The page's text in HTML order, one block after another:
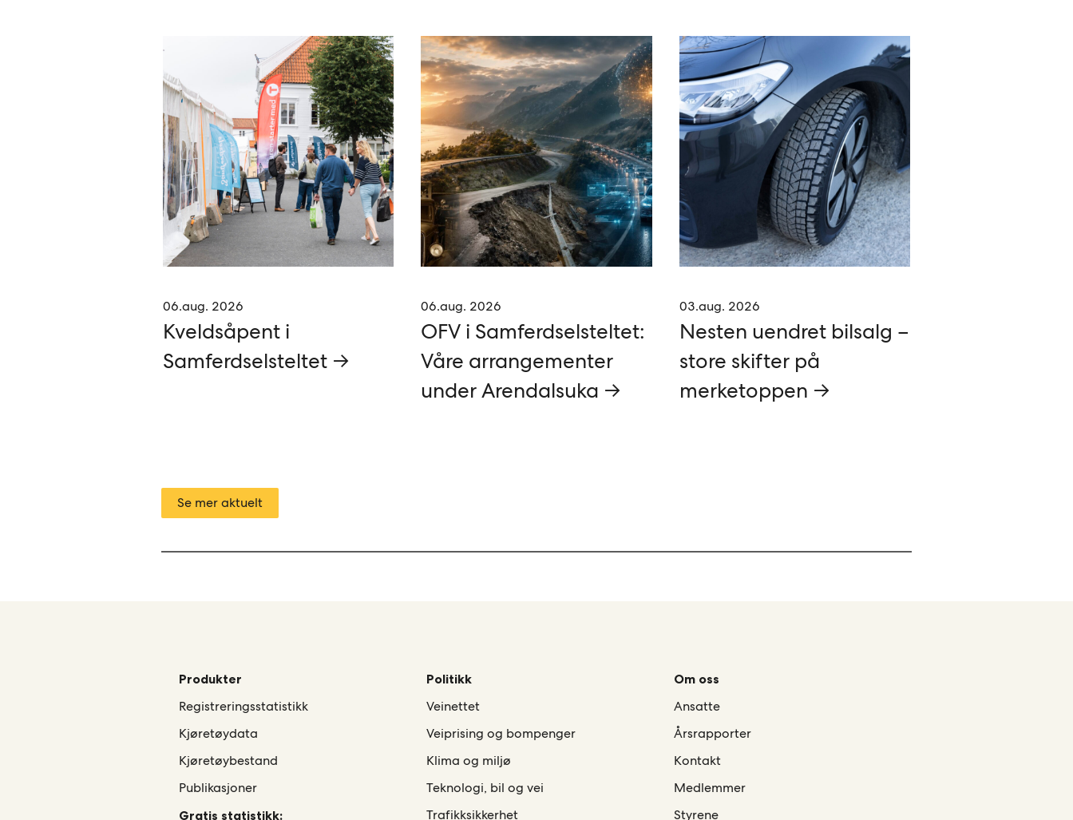
06.aug. 2026
Kveldsåpent i
Samferdselsteltet →
06.aug. 2026
OFV i Samferdselsteltet:
Våre arrangementer
under Arendalsuka →
03.aug. 2026
Nesten uendret bilsalg –
store skifter på
merketoppen →
Se mer aktuelt
Produkter
Registreringsstatistikk
Kjøretøydata
Kjøretøybestand
Publikasjoner
Gratis statistikk:
Politikk
Veinettet
Veiprising og bompenger
Klima og miljø
Teknologi, bil og vei
Trafikksikkerhet
Om oss
Ansatte
Årsrapporter
Kontakt
Medlemmer
Styrene